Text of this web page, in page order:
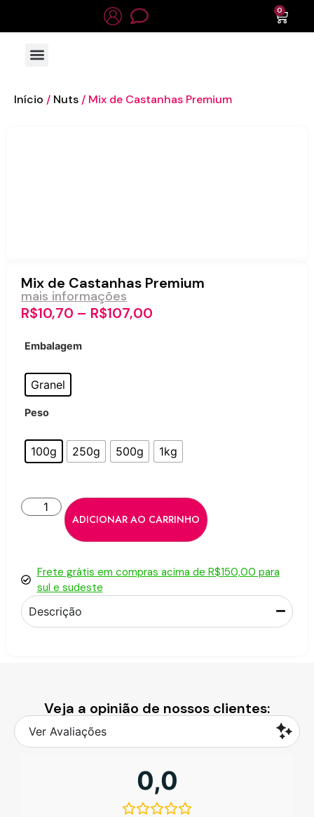
0
Início / Nuts / Mix de Castanhas Premium
Mix de Castanhas Premium
mais informações
R$10,70 – R$107,00
Embalagem
Granel
Peso
100g 250g 500g 1kg
ADICIONAR AO CARRINHO
Frete grátis em compras acima de R$150,00 para
sul e sudeste
Descrição
Veja a opinião de nossos clientes:
Ver Avaliações
0,0